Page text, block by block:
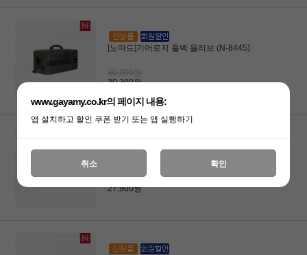
[노마드]기어로지 툴백 올리브 (N-8445)
30,300원
30,300원
[노마드]기어로지 폴캐리백 올리브 (N-
27,900원
27,900원
www.gayamy.co.kr의 페이지 내용:
앱 설치하고 할인 쿠폰 받기 또는 앱 실행하기
취소 확인